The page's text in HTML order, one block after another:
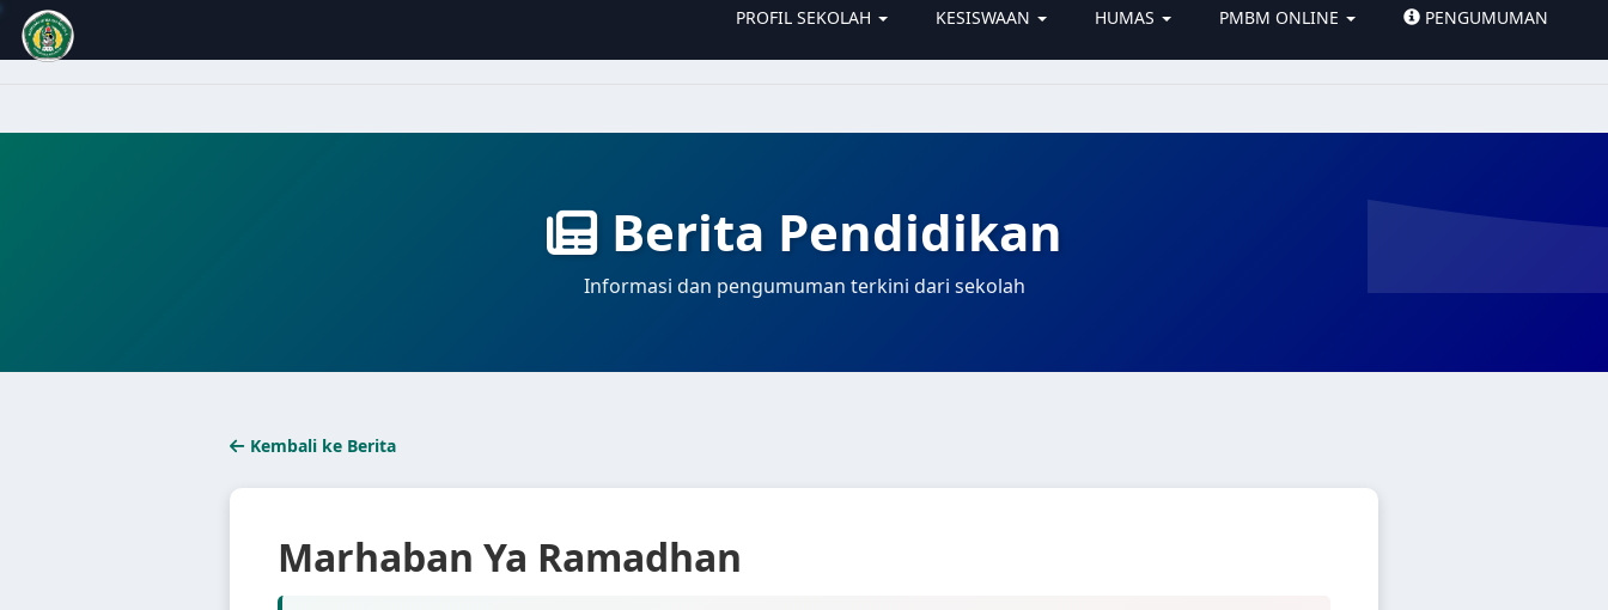
PROFIL SEKOLAH KESISWAAN HUMAS PMBM ONLINE PENGUMUMAN
Berita Pendidikan
Informasi dan pengumuman terkini dari sekolah
Kembali ke Berita
Marhaban Ya Ramadhan